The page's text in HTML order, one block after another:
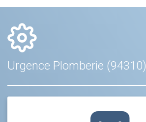
Urgence Plomberie (94310)